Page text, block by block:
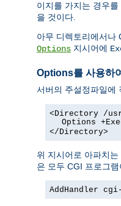
이지를 가지는 경우
을 것이다.
아무 디렉토리에서나
Options 지시어에
Options를 사용하
서버의 주설정파일에
<Directory /
Options
</Directory>
위 지시어로 아파치
은 모두 CGI 프로그램
AddHandler